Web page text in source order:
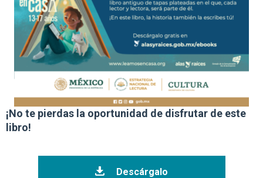
¡No te pierdas la oportunidad de disfrutar de este
libro!
Descárgalo